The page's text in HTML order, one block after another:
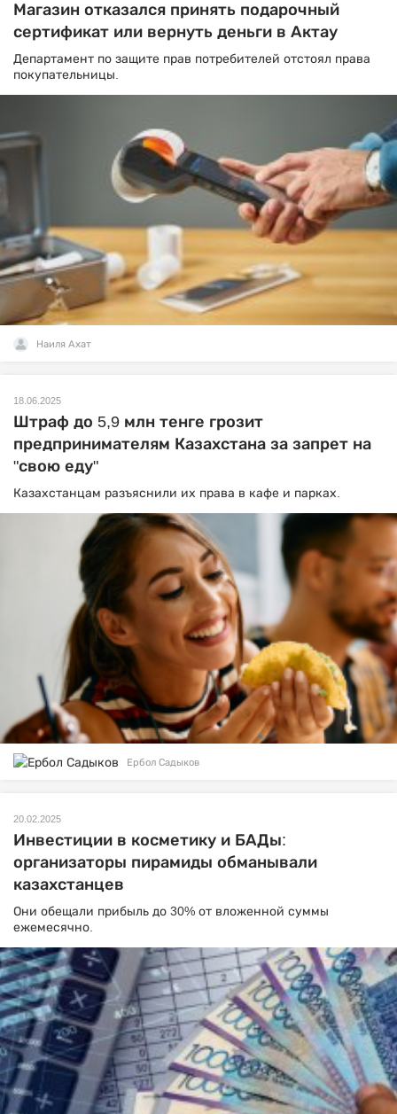
Магазин отказался принять подарочный
сертификат или вернуть деньги в Актау
Департамент по защите прав потребителей отстоял права
покупательницы.
Наиля Ахат
18.06.2025
Штраф до 5,9 млн тенге грозит
предпринимателям Казахстана за запрет на
"свою еду"
Казахстанцам разъяснили их права в кафе и парках.
Ербол Садыков
20.02.2025
Инвестиции в косметику и БАДы:
организаторы пирамиды обманывали
казахстанцев
Они обещали прибыль до 30% от вложенной суммы
ежемесячно.